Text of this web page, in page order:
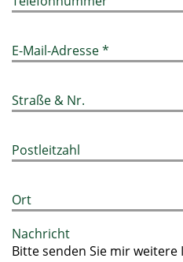
E-Mail-Adresse *
Straße & Nr.
Postleitzahl
Ort
Nachricht